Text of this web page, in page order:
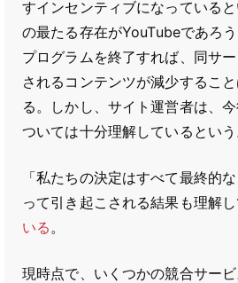
すインセンティブになっている
の最たる存在がYouTubeであろ
プログラムを終了すれば、同サ
されるコンテンツが減少するこ
る。しかし、サイト運営者は、
ついては十分理解しているという
「私たちの決定はすべて最終的
って引き起こされる結果も理解
いる。
現時点で、いくつかの競合サー